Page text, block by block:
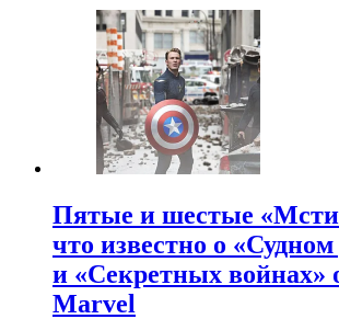
Пятые и шестые
что известно о «Судном
и «Секретных войнах»
Marvel